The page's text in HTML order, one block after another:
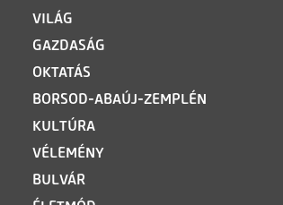
VILÁG
GAZDASÁG
OKTATÁS
BORSOD-ABAÚJ-ZEMPLÉN
KULTÚRA
VÉLEMÉNY
BULVÁR